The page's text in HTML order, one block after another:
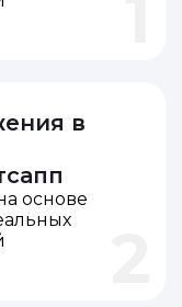
в
основе